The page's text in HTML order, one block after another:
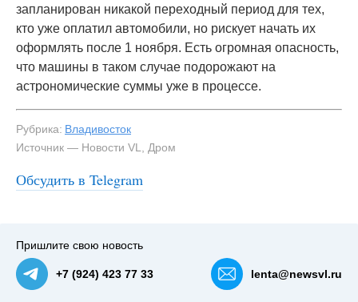
запланирован никакой переходный период для тех,
кто уже оплатил автомобили, но рискует начать их
оформлять после 1 ноября. Есть огромная опасность,
что машины в таком случае подорожают на
астрономические суммы уже в процессе.
Рубрика: Владивосток
Источник — Новости VL, Дром
Обсудить в Telegram
Пришлите свою новость
+7 (924) 423 77 33 lenta@newsvl.ru